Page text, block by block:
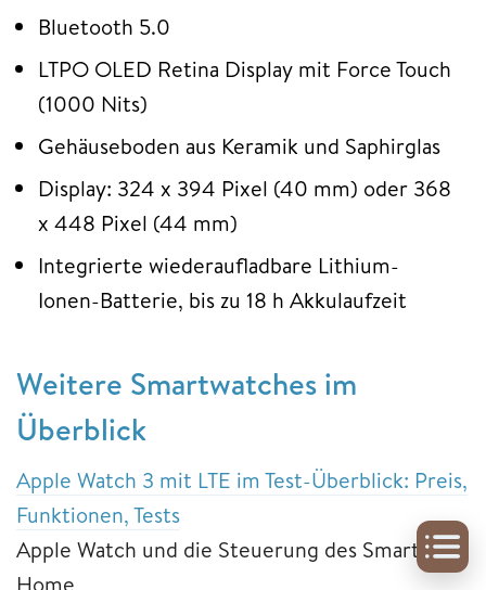
Bluetooth 5.0
LTPO OLED Retina Display mit Force Touch
(1000 Nits)
Gehäuseboden aus Keramik und Saphirglas
Display: 324 x 394 Pixel (40 mm) oder 368
x 448 Pixel (44 mm)
Integrierte wiederaufladbare Lithium-
Ionen-Batterie, bis zu 18 h Akkulaufzeit
Weitere Smartwatches im
Überblick
Apple Watch 3 mit LTE im Test-Überblick: Preis,
Funktionen, Tests
Apple Watch und die Steuerung des Smart
Home